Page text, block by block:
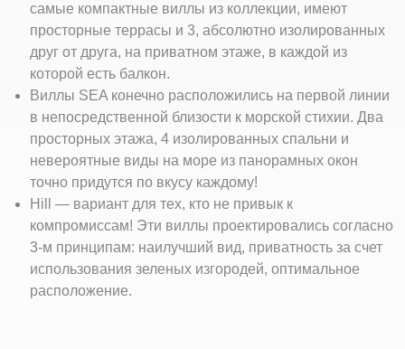
самые компактные виллы из коллекции, имеют
просторные террасы и 3, абсолютно изолированных
друг от друга, на приватном этаже, в каждой из
которой есть балкон.
Виллы SEA конечно расположились на первой линии
в непосредственной близости к морской стихии. Два
просторных этажа, 4 изолированных спальни и
невероятные виды на море из панорамных окон
точно придутся по вкусу каждому!
Hill — вариант для тех, кто не привык к
компромиссам! Эти виллы проектировались согласно
3-м принципам: наилучший вид, приватность за счет
использования зеленых изгородей, оптимальное
расположение.